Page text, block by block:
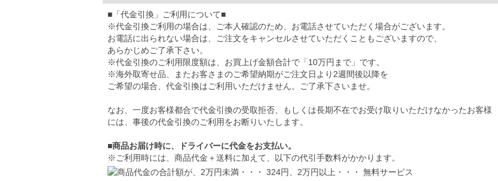
■「代金引換」ご利用について■
※代金引換ご利用の場合は、ご本人確認のため、お電話させていただく場合がございます。
お電話に出られない場合は、ご注文をキャンセルさせていただくこともございますので、
あらかじめご了承下さい。
※代金引換のご利用限度額は、お買上げ金額合計で「10万円まで」です。
※海外取寄せ品、またお客さまのご希望納期がご注文日より2週間後以降を
ご希望の場合、代金引換はご利用いただけません。ご了承下さいませ。
なお、一度お客様都合で代金引換の受取拒否、もしくは長期不在でお受け取りいただけなかったお客様
には、事後の代金引換のご利用をお断りいたします。
■商品お届け時に、ドライバーに代金をお支払い。
※ご利用時には、商品代金＋送料に加えて、以下の代引手数料がかかります。